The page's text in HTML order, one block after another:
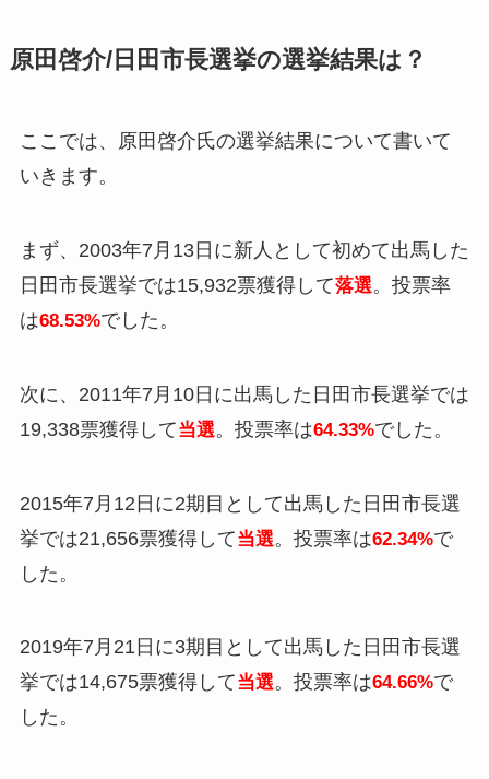
原田啓介/日田市長選挙の選挙結果は？
ここでは、原田啓介氏の選挙結果について書いて
いきます。
まず、2003年7月13日に新人として初めて出馬した
日田市長選挙では15,932票獲得して落選。投票率
は68.53%でした。
次に、2011年7月10日に出馬した日田市長選挙では
19,338票獲得して当選。投票率は64.33%でした。
2015年7月12日に2期目として出馬した日田市長選
挙では21,656票獲得して当選。投票率は62.34%で
した。
2019年7月21日に3期目として出馬した日田市長選
挙では14,675票獲得して当選。投票率は64.66%で
した。